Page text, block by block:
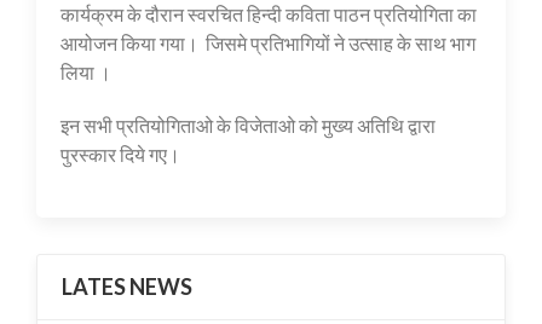
कार्यक्रम के दौरान स्वरचित हिन्दी कविता पाठन प्रतियोगिता का
आयोजन किया गया। जिसमे प्रतिभागियों ने उत्साह के साथ भाग
लिया ।
इन सभी प्रतियोगिताओ के विजेताओ को मुख्य अतिथि द्वारा
पुरस्कार दिये गए।
LATES NEWS